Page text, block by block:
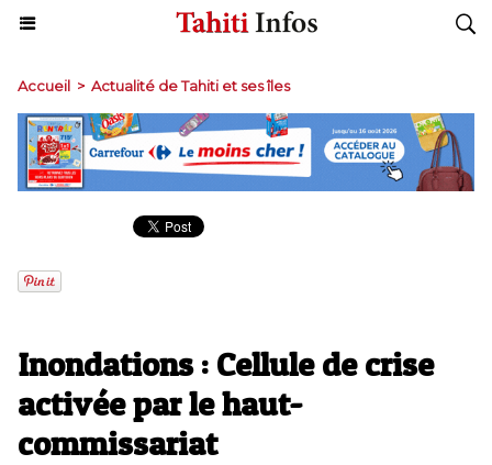
Accueil > Actualité de Tahiti et ses îles
Inondations : Cellule de crise
activée par le haut-
commissariat